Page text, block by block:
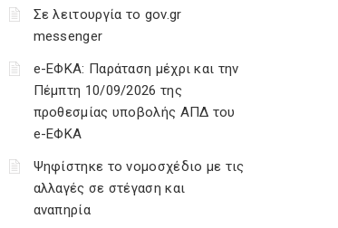
Σε λειτουργία το gov.gr
messenger
e-ΕΦΚΑ: Παράταση μέχρι και την
Πέμπτη 10/09/2026 της
προθεσμίας υποβολής ΑΠΔ του
e-ΕΦΚΑ
Ψηφίστηκε το νομοσχέδιο με τις
αλλαγές σε στέγαση και
αναπηρία